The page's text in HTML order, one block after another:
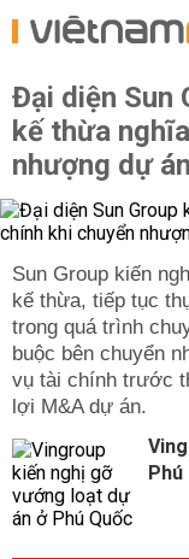
Đại diện Sun
kế thừa
nhượng dự
Sun Group kiến
kế thừa, tiếp tục
trong quá trình
buộc bên chuyển
vụ tài chính trước
lợi M&A dự án.
Phú